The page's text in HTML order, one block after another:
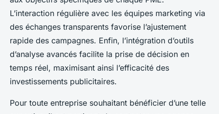
L’interaction régulière avec les équipes marketing via
des échanges transparents favorise l’ajustement
rapide des campagnes. Enfin, l’intégration d’outils
d’analyse avancés facilite la prise de décision en
temps réel, maximisant ainsi l’efficacité des
investissements publicitaires.
Pour toute entreprise souhaitant bénéficier d’une telle